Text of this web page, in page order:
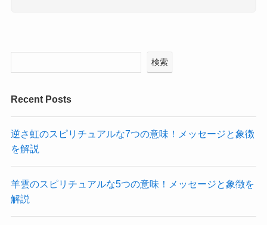
検索
Recent Posts
逆さ虹のスピリチュアルな7つの意味！メッセージと象徴
を解説
羊雲のスピリチュアルな5つの意味！メッセージと象徴を
解説